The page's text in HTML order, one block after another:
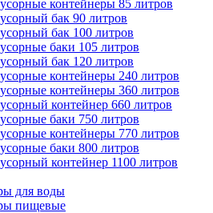
контейнеры 85 литров
бак 90 литров
бак 100 литров
баки 105 литров
бак 120 литров
контейнеры 240 литров
контейнеры 360 литров
контейнер 660 литров
баки 750 литров
контейнеры 770 литров
баки 800 литров
контейнер 1100 литров
для воды
пищевые